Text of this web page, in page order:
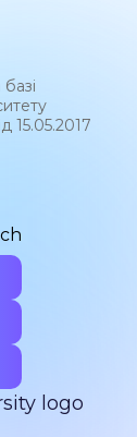
15.05.2017